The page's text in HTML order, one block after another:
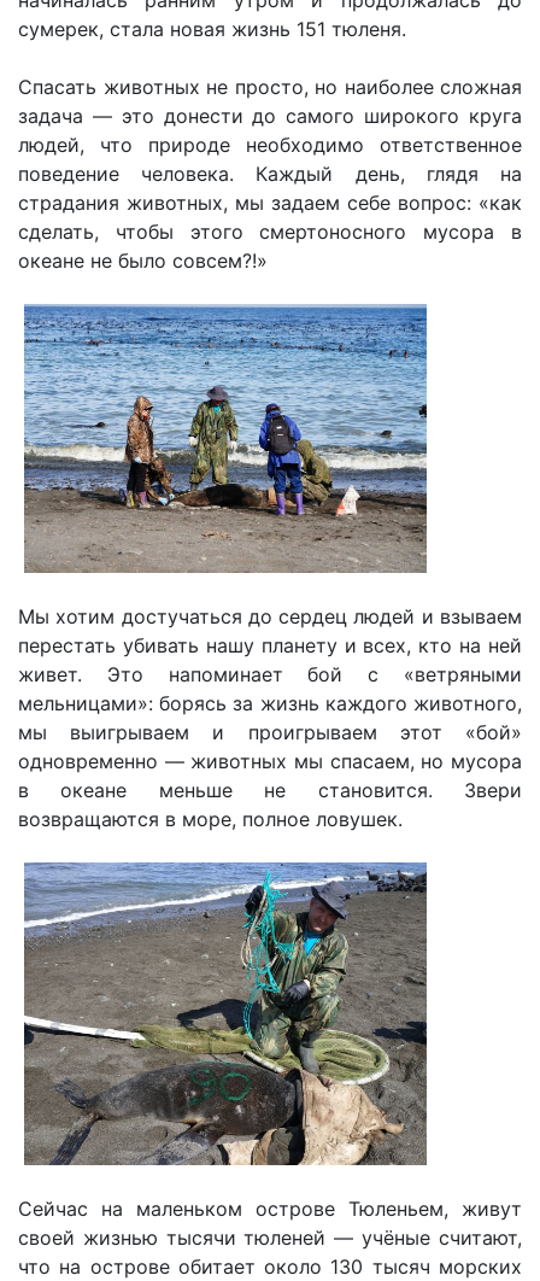
сумерек, стала новая жизнь 151 тюленя.
Спасать животных не просто, но наиболее сложная
задача — это донести до самого широкого круга
людей, что природе необходимо ответственное
поведение человека. Каждый день, глядя на
страдания животных, мы задаем себе вопрос: «как
сделать, чтобы этого смертоносного мусора в
океане не было совсем?!»
Мы хотим достучаться до сердец людей и взываем
перестать убивать нашу планету и всех, кто на ней
живет. Это напоминает бой с «ветряными
мельницами»: борясь за жизнь каждого животного,
мы выигрываем и проигрываем этот «бой»
одновременно — животных мы спасаем, но мусора
в океане меньше не становится. Звери
возвращаются в море, полное ловушек.
Сейчас на маленьком острове Тюленьем, живут
своей жизнью тысячи тюленей — учёные считают,
что на острове обитает около 130 тысяч морских